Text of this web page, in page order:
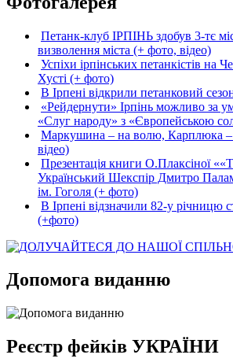
Петанк-клуб ІРПІНЬ здобув 3-тє
визволення міста (+ фото, відео)
Успіхи ірпінських петанкістів на
Хусті (+ фото)
В Ірпені відкрили петанковий
«Рейдернути» Ірпінь можливо за
«Слуг народу» з «Європейською
Маркушина – на волю, Карплюка –
відео)
Презентація книги О.Плаксіної
Український Шекспір Дмитро
ім. Гоголя (+ фото)
В Ірпені відзначили 82-у річницю
(+фото)
Допомога виданню
Реєстр фейків УКРАЇНИ